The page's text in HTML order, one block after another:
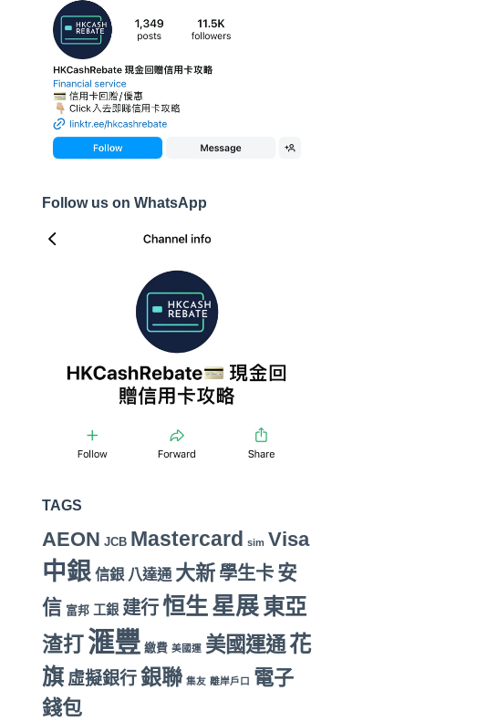
Follow us on WhatsApp
TAGS
AEON JCB Mastercard sim Visa
中銀 信銀 八達通 大新 學生卡 安
信 富邦 工銀 建行恒生 星展東亞
渣打 滙豐 繳費 美國運 美國運通花
旗 虛擬銀行 銀聯 集友 離岸戶口 電子
錢包